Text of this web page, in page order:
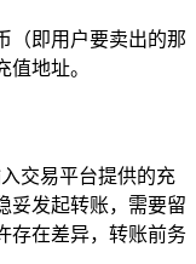
（即用户要卖出的那
地址。
交易平台提供的充
妥发起转账，需要留
存在差异，转账前务